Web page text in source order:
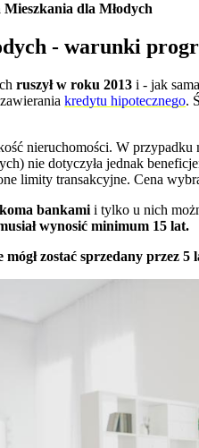
dla Młodych
- warunki
ruszył w roku 2013 i - jak
kredytu hipotecznego.
nieruchomości. W przypadku
nie dotyczyła jednak
limity transakcyjne. Cena
bankami i tylko u nich
wynosić minimum 15 lat.
zostać sprzedany przez 5